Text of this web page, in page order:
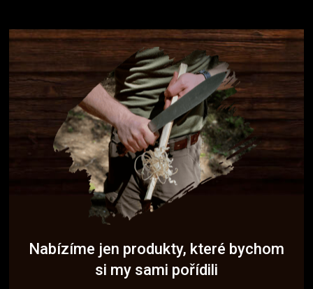
Nabízíme jen produkty, které bychom
si my sami pořídili